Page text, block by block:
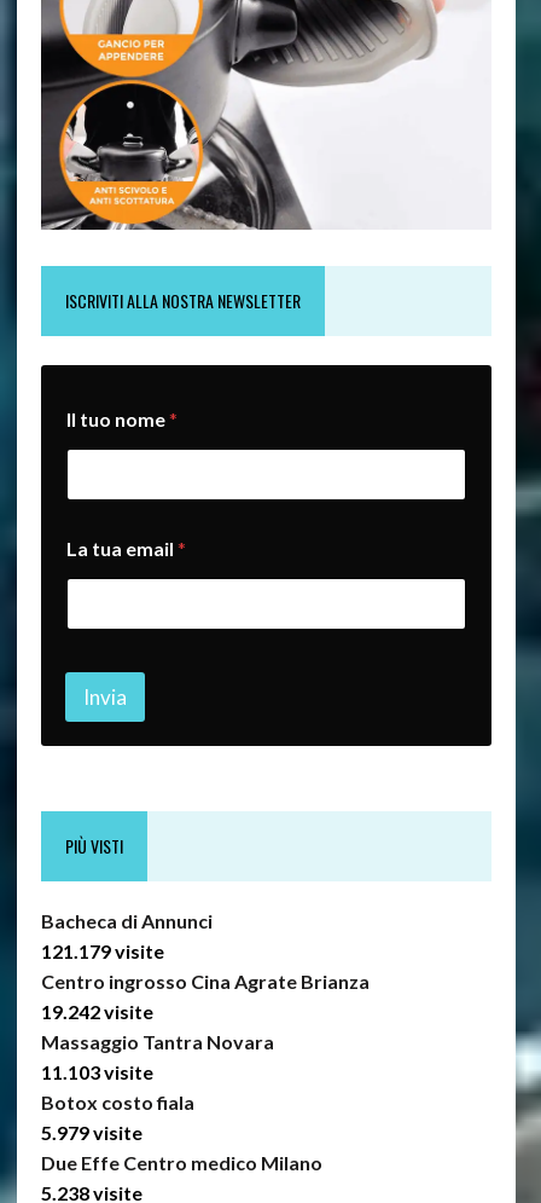
ISCRIVITI ALLA NOSTRA NEWSLETTER
o
m
e
a
i
l
m
i
Il tuo nome*
La tua email *
Invia
PIÙ VISTI
Bacheca di Annunci
121.179 visite
Centro ingrosso Cina Agrate Brianza
19.242 visite
Massaggio Tantra Novara
11.103 visite
Botox costo fiala
5.979 visite
Due Effe Centro medico Milano
5.238 visite